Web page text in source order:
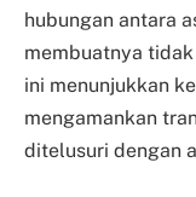
hubungan antara
membuatnya
ini menunjukkan
mengamankan
ditelusuri dengan